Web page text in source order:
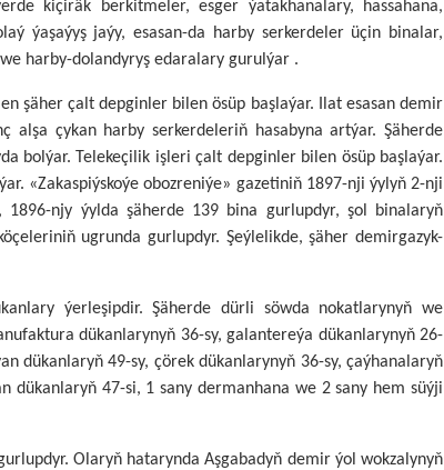
kiçiräk berkitmeler, esger ýatakhanalary, hassahana,
ýaşaýyş jaýy, esasan-da harby serkerdeler üçin binalar,
harby-dolandyryş edaralary gurulýar .
şäher çalt depginler bilen ösüp başlaýar. Ilat esasan demir
alşa çykan harby serkerdeleriň hasabyna artýar. Şäherde
bolýar. Telekeçilik işleri çalt depginler bilen ösüp başlaýar.
«Zakaspiýskoýe obozreniýe» gazetiniň 1897-nji ýylyň 2-nji
njy ýylda şäherde 139 bina gurlupdyr, şol binalaryň
ugrunda gurlupdyr. Şeýlelikde, şäher demirgazyk-
ýerleşipdir. Şäherde dürli söwda nokatlarynyň we
dükanlarynyň 36-sy, galantereýa dükanlarynyň 26-
dükanlaryň 49-sy, çörek dükanlarynyň 36-sy, çaýhanalaryň
dükanlaryň 47-si, 1 sany dermanhana we 2 sany hem süýji
Olaryň hatarynda Aşgabadyň demir ýol wokzalynyň